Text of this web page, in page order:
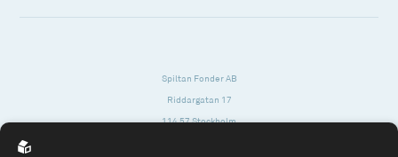
Spiltan Fonder AB
Riddargatan 17
114 57 Stockholm